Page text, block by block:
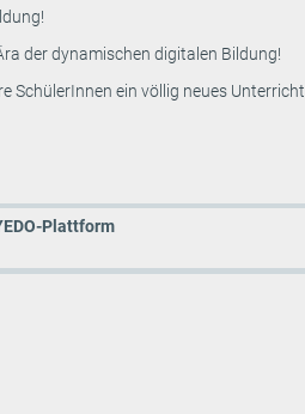
der dynamischen digitalen Bildung!
SchülerInnen ein völlig neues
Plattform